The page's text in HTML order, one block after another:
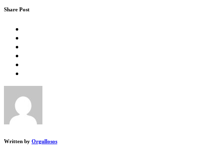
Share Post
Written by Orgullosos